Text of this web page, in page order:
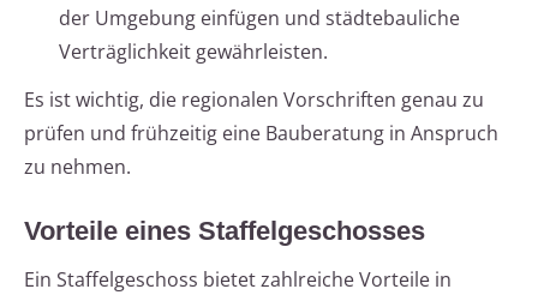
der Umgebung einfügen und städtebauliche
Verträglichkeit gewährleisten.
Es ist wichtig, die regionalen Vorschriften genau zu
prüfen und frühzeitig eine Bauberatung in Anspruch
zu nehmen.
Vorteile eines Staffelgeschosses
Ein Staffelgeschoss bietet zahlreiche Vorteile in